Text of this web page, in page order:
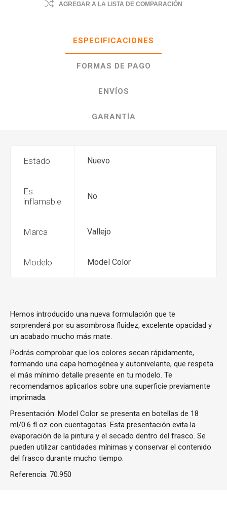
AGREGAR A LA LISTA DE COMPARACIÓN
ESPECIFICACIONES
FORMAS DE PAGO
ENVÍOS
GARANTÍA
Estado Nuevo
Es
inflamable
No
Marca Vallejo
Modelo Model Color
Hemos introducido una nueva formulación que te
sorprenderá por su asombrosa fluidez, excelente opacidad y
un acabado mucho más mate.
Podrás comprobar que los colores secan rápidamente,
formando una capa homogénea y autonivelante, que respeta
el más mínimo detalle presente en tu modelo. Te
recomendamos aplicarlos sobre una superficie previamente
imprimada.
Presentación: Model Color se presenta en botellas de 18
ml/0.6 fl oz con cuentagotas. Esta presentación evita la
evaporación de la pintura y el secado dentro del frasco. Se
pueden utilizar cantidades mínimas y conservar el contenido
del frasco durante mucho tiempo.
Referencia: 70.950